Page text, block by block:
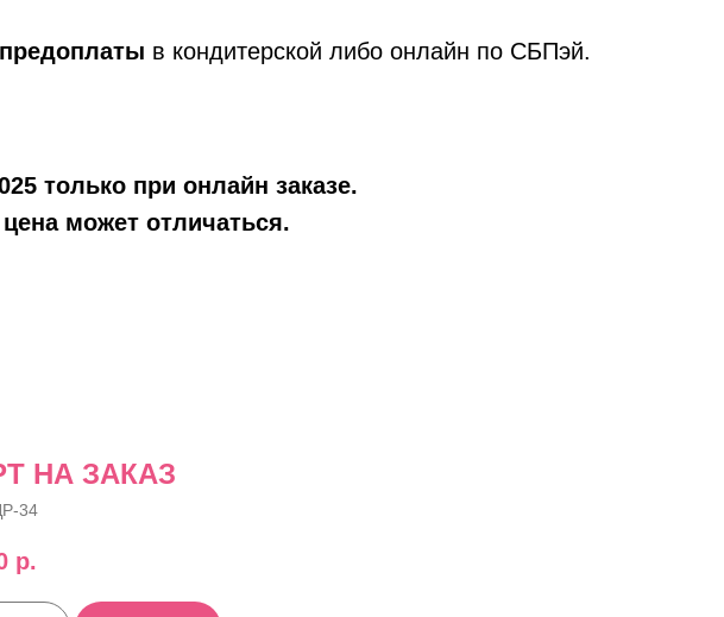
в кондитерской либо онлайн по СБПэй.
только при онлайн заказе.
может отличаться.
НА ЗАКАЗ
34
р.